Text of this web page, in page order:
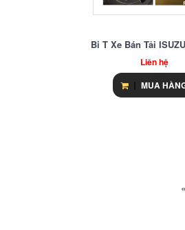
Bi T Xe Bán Tải
Liên hệ
MUA